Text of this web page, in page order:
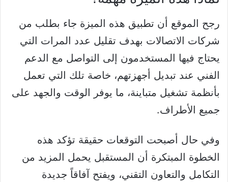
رجح الموقع أن تطبيق هذه الميزة جاء بطلب من
شركات الاتصالات بهدف تقليل عدد المرات التي
يحتاج فيها المستخدمون إلى التواصل مع الدعم
الفني عند تبديل أجهزتهم، خاصة تلك التي تعمل
بأنظمة تشغيل متباينة، ما يوفر الوقت والجهد على
جميع الأطراف.
وفي حال أصبحت التوقعات حقيقة تؤكد هذه
الخطوة المبتكرة أن المستقبل يحمل المزيد من
التكامل والتعاون التقني، ويفتح آفاقاً جديدة